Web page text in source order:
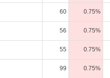
60 0.75%
56 0.75%
55 0.75%
99 0.75%